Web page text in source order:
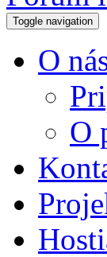
Toggle navigation
O
O